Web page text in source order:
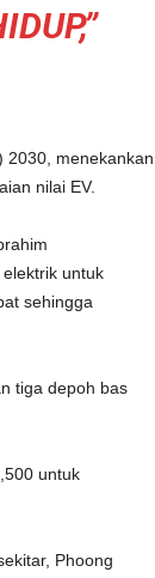
2030, menekankan
nilai EV.
untuk
sehingga
tiga depoh bas
untuk
Phoong